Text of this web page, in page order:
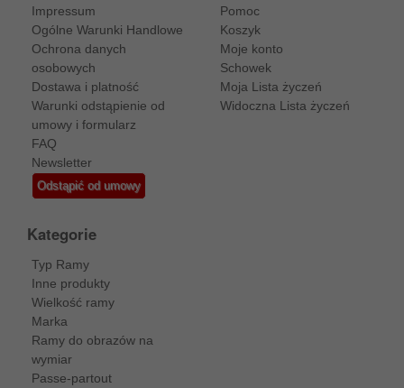
Impressum
Ogólne Warunki Handlowe
Ochrona danych
osobowych
Dostawa i platność
Warunki odstąpienie od
umowy i formularz
FAQ
Newsletter
Odstąpić od umowy
Pomoc
Koszyk
Moje konto
Schowek
Moja Lista życzeń
Widoczna Lista życzeń
Kategorie
Typ Ramy
Inne produkty
Wielkość ramy
Marka
Ramy do obrazów na
wymiar
Passe-partout